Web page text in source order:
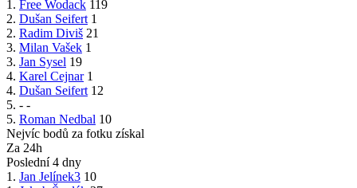
1. Free Wodack 119
2. Dušan Seifert 1
2. Radim Diviš 21
3. Milan Vašek 1
3. Jan Sysel 19
4. Karel Cejnar 1
4. Dušan Seifert 12
5. - -
5. Roman Nedbal 10
Nejvíc bodů za fotku získal
Za 24h
Poslední 4 dny
1. Jan Jelínek3 10